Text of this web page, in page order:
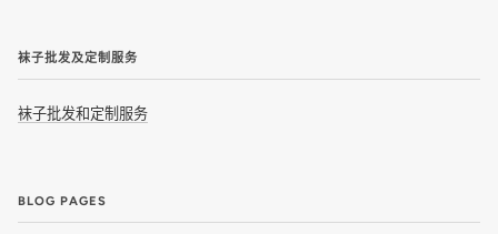
袜子批发及定制服务
袜子批发和定制服务
BLOG PAGES